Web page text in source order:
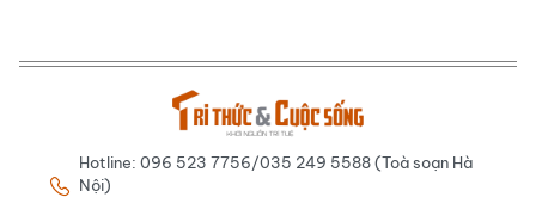
Hotline: 096 523 7756/035 249 5588 (Toà soạn Hà
Nội)